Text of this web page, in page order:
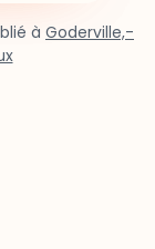
à Goderville,-